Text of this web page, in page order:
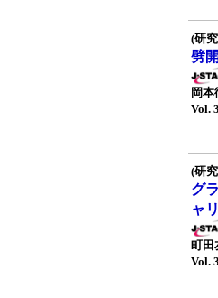
(研
劈
岡
Vol.
(研
グ
ャ
町田
Vol.